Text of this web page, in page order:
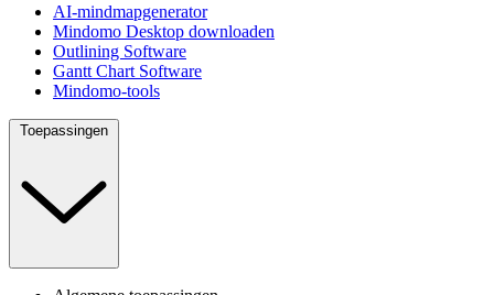
AI-mindmapgenerator
Mindomo Desktop downloaden
Outlining Software
Gantt Chart Software
Mindomo-tools
Toepassingen